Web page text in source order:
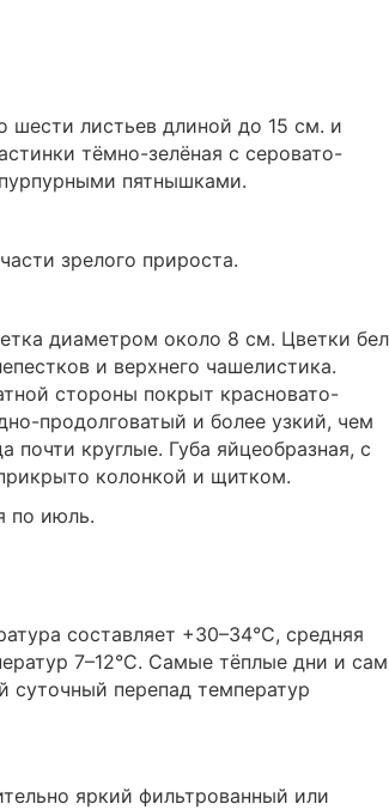
листьев длиной до 15 см. и
тёмно-зелёная с серовато-
пятнышками.
зрелого прироста.
диаметром около 8 см. Цветки
и верхнего чашелистика.
стороны покрыт красновато-
продолговатый и более узкий, чем
почти круглые. Губа яйцеобразная, с
колонкой и щитком.
по июль.
составляет +30–34°C, средняя
7–12°C. Самые тёплые дни и
суточный перепад температур
яркий фильтрованный или